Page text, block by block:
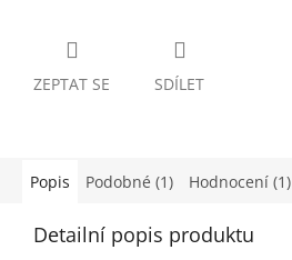
ZEPTAT SE SDÍLET
Popis Podobné (1) Hodnocení (1)
Detailní popis produktu